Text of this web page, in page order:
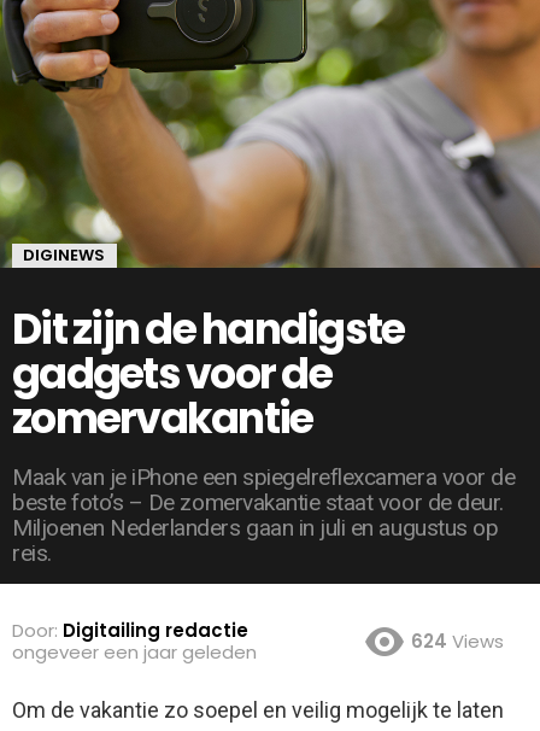
DIGINEWS
Dit zijn de handigste
gadgets voor de
zomervakantie
Maak van je iPhone een spiegelreflexcamera voor de
beste foto’s – De zomervakantie staat voor de deur.
Miljoenen Nederlanders gaan in juli en augustus op
reis.
Door: Digitailing redactie
ongeveer een jaar geleden
624 Views
Om de vakantie zo soepel en veilig mogelijk te laten